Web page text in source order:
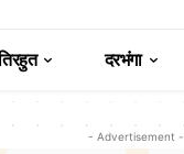
दरभंगा
- Advertisement -